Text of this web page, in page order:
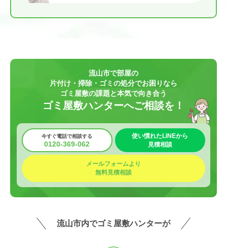
流山市で部屋の
片付け・掃除・ゴミの処分でお困りなら
ゴミ屋敷の課題と本気で向き合う
ゴミ屋敷ハンターへご相談を！
今すぐ電話で相談する
0120-369-062
使い慣れたLINEから
見積相談
メールフォームより
無料見積相談
流山市内でゴミ屋敷ハンターが